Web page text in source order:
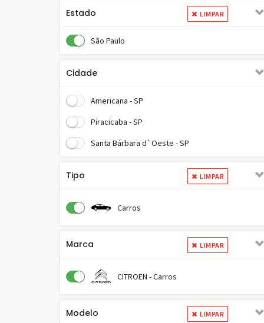
Estado LIMPAR
São Paulo
Cidade
Americana - SP
Piracicaba - SP
Santa Bárbara d`Oeste - SP
Tipo LIMPAR
Carros
Marca LIMPAR
CITROEN - Carros
Modelo LIMPAR